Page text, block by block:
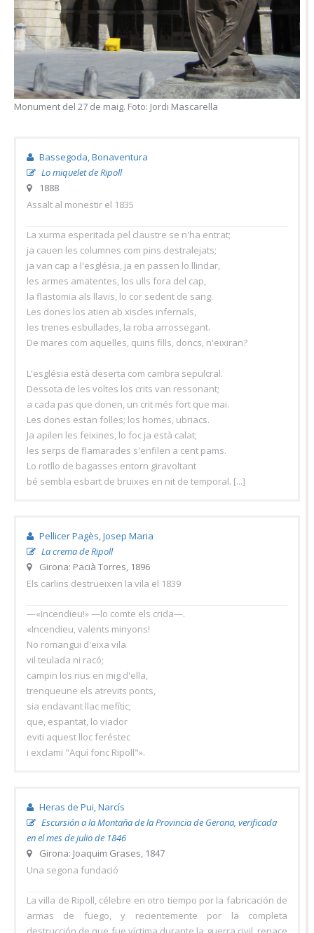
Monument del 27 de maig. Foto: Jordi Mascarella
Bassegoda, Bonaventura
Lo miquelet de Ripoll
1888
Assalt al monestir el 1835
La xurma esperitada pel claustre se n'ha entrat;
ja cauen les columnes com pins destralejats;
ja van cap a l'església, ja en passen lo llindar,
les armes amatentes, los ulls fora del cap,
la flastomia als llavis, lo cor sedent de sang.
Les dones los atien ab xiscles infernals,
les trenes esbullades, la roba arrossegant.
De mares com aquelles, quins fills, doncs, n'eixiran?
L'església està deserta com cambra sepulcral.
Dessota de les voltes los crits van ressonant;
a cada pas que donen, un crit més fort que mai.
Les dones estan folles; los homes, ubriacs.
Ja apilen les feixines, lo foc ja està calat;
les serps de flamarades s'enfilen a cent pams.
Lo rotllo de bagasses entorn giravoltant
bé sembla esbart de bruixes en nit de temporal. [...]
Pellicer Pagès, Josep Maria
La crema de Ripoll
Girona: Pacià Torres, 1896
Els carlins destrueixen la vila el 1839
—«Incendieu!» —lo comte els crida—.
«Incendieu, valents minyons!
No romangui d'eixa vila
vil teulada ni racó;
campin los rius en mig d'ella,
trenqueune els atrevits ponts,
sia endavant llac mefític;
que, espantat, lo viador
eviti aquest lloc feréstec
i exclami "Aquí fonc Ripoll"».
Heras de Pui, Narcís
Escursión a la Montaña de la Provincia de Gerona, verificada
en el mes de julio de 1846
Girona: Joaquim Grases, 1847
Una segona fundació
La villa de Ripoll, célebre en otro tiempo por la fabricación de
armas de fuego, y recientemente por la completa